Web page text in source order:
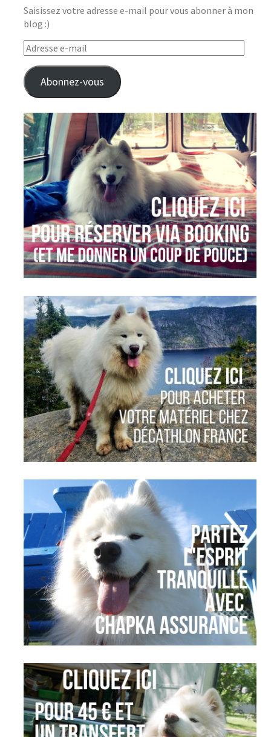
Saisissez votre adresse e-mail pour vous abonner à mon
blog :)
Adresse
e-
mail
Abonnez-vous